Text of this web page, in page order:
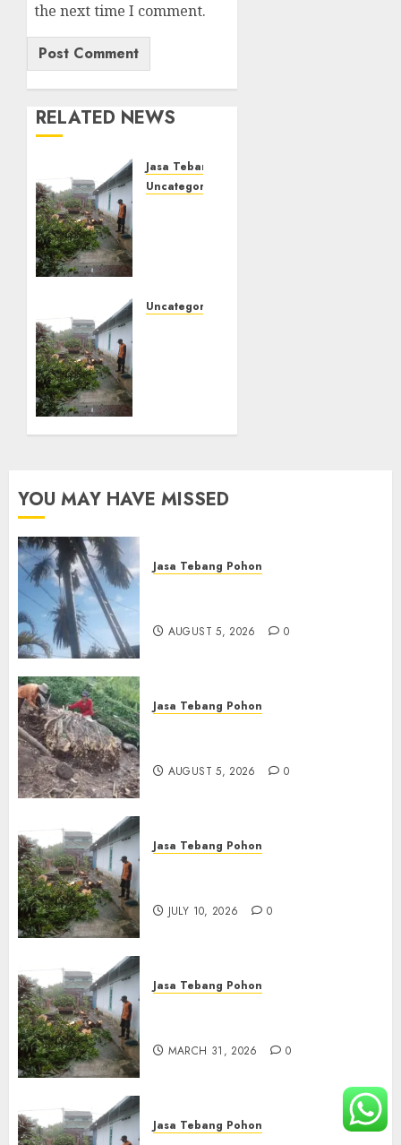
the next time I comment.
RELATED NEWS
Jasa Tebang Pohon Jogja
Uncategorized
Mantrijeron
Uncategorized
0
YOU MAY HAVE MISSED
Jasa Tebang Pohon
AUGUST 5, 2026 0
Jasa Tebang Pohon
AUGUST 5, 2026 0
Jasa Tebang Pohon
JULY 10, 2026 0
Jasa Tebang Pohon
MARCH 31, 2026 0
Jasa Tebang Pohon